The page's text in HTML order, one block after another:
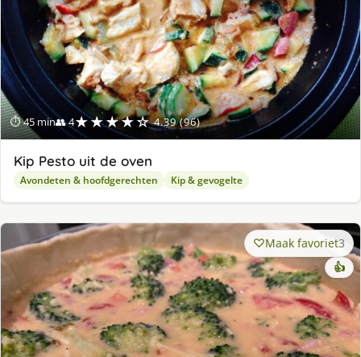
⏱ 45 min👥 4★★★★☆ 4.39 (96)
Kip Pesto uit de oven
Avondeten & hoofdgerechten Kip & gevogelte
Maak favoriet3
👍